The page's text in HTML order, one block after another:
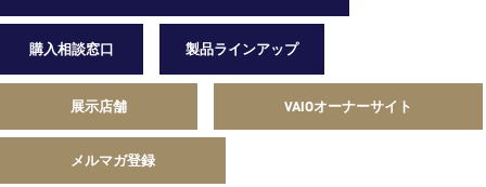
購入相談窓口 製品ラインアップ
展示店舗 VAIOオーナーサイト
メルマガ登録